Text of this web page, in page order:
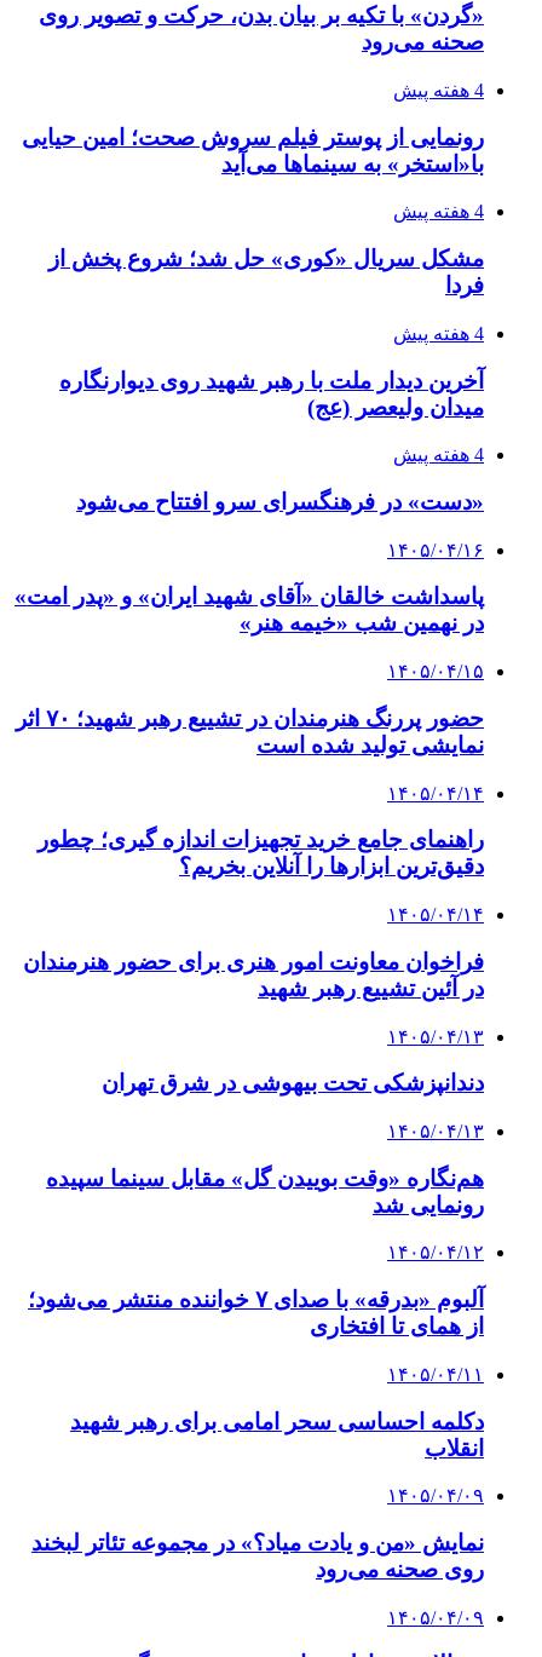
«گردن» با تکیه بر بیان بدن، حرکت و تصویر روی
صحنه می‌رود
4 هفته پیش
رونمایی از پوستر فیلم سروش صحت؛ امین حیایی
با«استخر» به سینماها می‌آید
4 هفته پیش
مشکل سریال «کوری» حل شد؛ شروع پخش از
فردا
4 هفته پیش
آخرین دیدار ملت با رهبر شهید روی دیوارنگاره
میدان ولیعصر (عج)
4 هفته پیش
«دست» در فرهنگسرای سرو افتتاح می‌شود
۱۴۰۵/۰۴/۱۶
پاسداشت خالقان «آقای شهید ایران» و «پدر امت»
در نهمین شب «خیمه هنر»
۱۴۰۵/۰۴/۱۵
حضور پررنگ هنرمندان در تشییع رهبر شهید؛ ۷۰ اثر
نمایشی تولید شده است
۱۴۰۵/۰۴/۱۴
راهنمای جامع خرید تجهیزات اندازه گیری؛ چطور
دقیق‌ترین ابزارها را آنلاین بخریم؟
۱۴۰۵/۰۴/۱۴
فراخوان معاونت امور هنری برای حضور هنرمندان
در آئین تشییع رهبر شهید
۱۴۰۵/۰۴/۱۳
دندانپزشکی تحت بیهوشی در شرق تهران
۱۴۰۵/۰۴/۱۳
هم‌نگاره «وقت بوییدن گل» مقابل سینما سپیده
رونمایی شد
۱۴۰۵/۰۴/۱۲
آلبوم «بدرقه» با صدای ۷ خواننده منتشر می‌شود؛
از همای تا افتخاری
۱۴۰۵/۰۴/۱۱
دکلمه‌ احساسی سحر امامی برای رهبر شهید
انقلاب
۱۴۰۵/۰۴/۰۹
نمایش «من و یادت میاد؟» در مجموعه تئاتر لبخند
روی صحنه می‌رود
۱۴۰۵/۰۴/۰۹